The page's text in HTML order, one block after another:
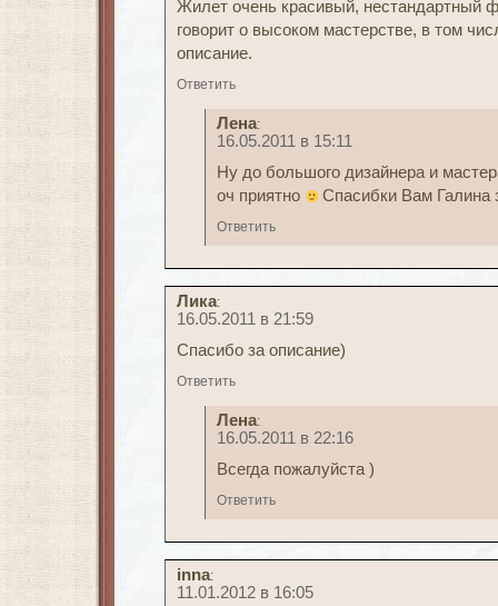
Жилет очень красивый, нестандартный
говорит о высоком мастерстве, в том
описание.
Ответить
Лена:
16.05.2011 в 15:11
Ну до большого дизайнера и
оч приятно
Спасибки Вам Галина
Ответить
Лика:
16.05.2011 в 21:59
Спасибо за описание)
Ответить
Лена:
16.05.2011 в 22:16
Всегда пожалуйста )
Ответить
inna:
11.01.2012 в 16:05